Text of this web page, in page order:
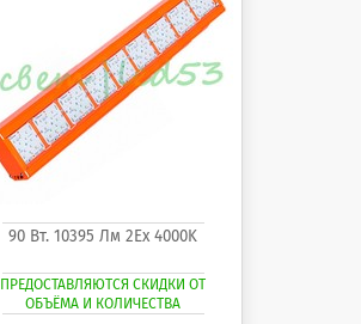
90 Вт. 10395 Лм 2Ех 4000K
ПРЕДОСТАВЛЯЮТСЯ СКИДКИ ОТ
ОБЪЁМА И КОЛИЧЕСТВА